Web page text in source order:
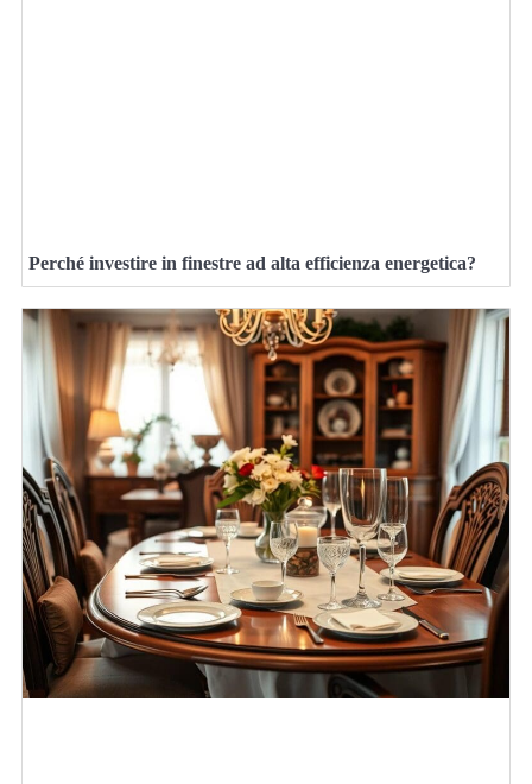
Perché investire in finestre ad alta efficienza energetica?